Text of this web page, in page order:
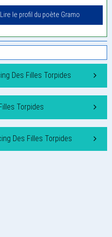
Lire le profil du poète Gramo
Des Filles Torpides
Torpides
Des Filles Torpides